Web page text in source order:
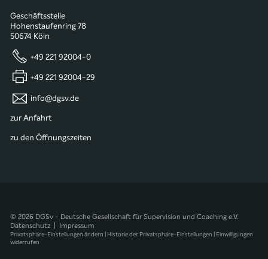
Geschäftsstelle
Hohenstaufenring 78
50674 Köln
+49 221 92004-0
+49 221 92004-29
info@dgsv.de
zur Anfahrt
zu den Öffnungszeiten
© 2026 DGSv - Deutsche Gesellschaft für Supervision und Coaching e.V.
Datenschutz
Impressum
Privatsphäre-Einstellungen ändern | Historie der Privatsphäre-Einstellungen | Einwilligungen
widerrufen